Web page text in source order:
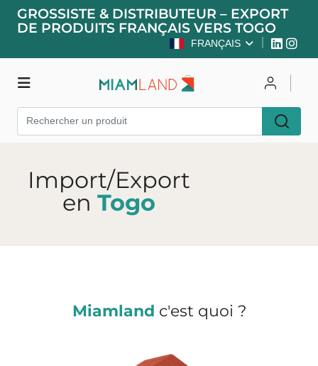
GROSSISTE & DISTRIBUTEUR – EXPORT
DE PRODUITS FRANÇAIS VERS TOGO
FRANÇAIS
Import/Export
en Togo
Miamland c'est quoi ?
Boutique
S'inscrire